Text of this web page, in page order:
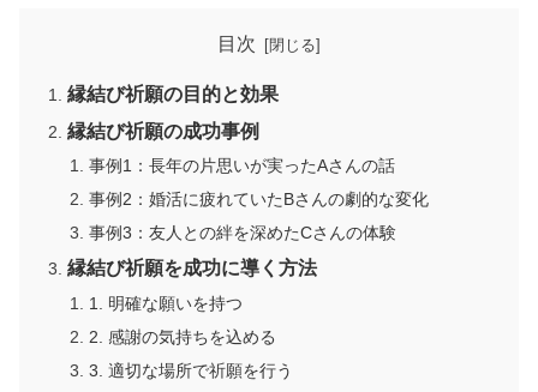
目次
縁結び祈願の目的と効果
縁結び祈願の成功事例
事例1：長年の片思いが実ったAさんの話
事例2：婚活に疲れていたBさんの劇的な変化
事例3：友人との絆を深めたCさんの体験
縁結び祈願を成功に導く方法
1. 明確な願いを持つ
2. 感謝の気持ちを込める
3. 適切な場所で祈願を行う